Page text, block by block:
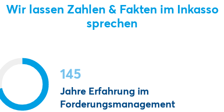
Wir lassen Zahlen & Fakten im Inkasso
sprechen
145
Jahre Erfahrung im
Forderungsmanagement